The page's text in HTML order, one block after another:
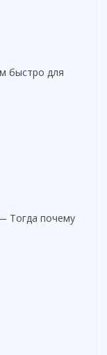
быстро для
Тогда почему